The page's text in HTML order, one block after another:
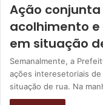
Ação
acolhimento
em situação
Semanalmente, a
ações interesetoriais de
situação de rua. Na